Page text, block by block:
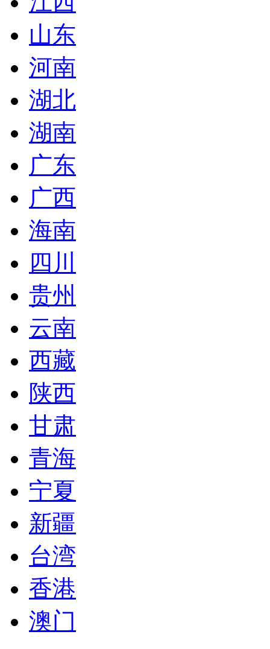
山东
河南
湖北
湖南
广东
广西
海南
四川
贵州
云南
西藏
陕西
甘肃
青海
宁夏
新疆
台湾
香港
澳门